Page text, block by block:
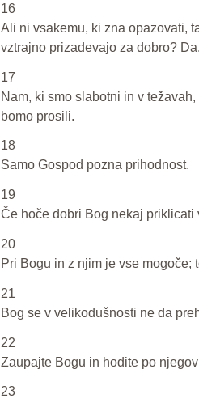
16
Ali ni vsakemu, ki zna opazovati,
vztrajno prizadevajo za dobro?
17
Nam, ki smo slabotni in v
bomo prosili.
18
Samo Gospod pozna prihodnost.
19
Če hoče dobri Bog nekaj
20
Pri Bogu in z njim je vse mogoče;
21
Bog se v velikodušnosti ne da
22
Zaupajte Bogu in hodite po
23